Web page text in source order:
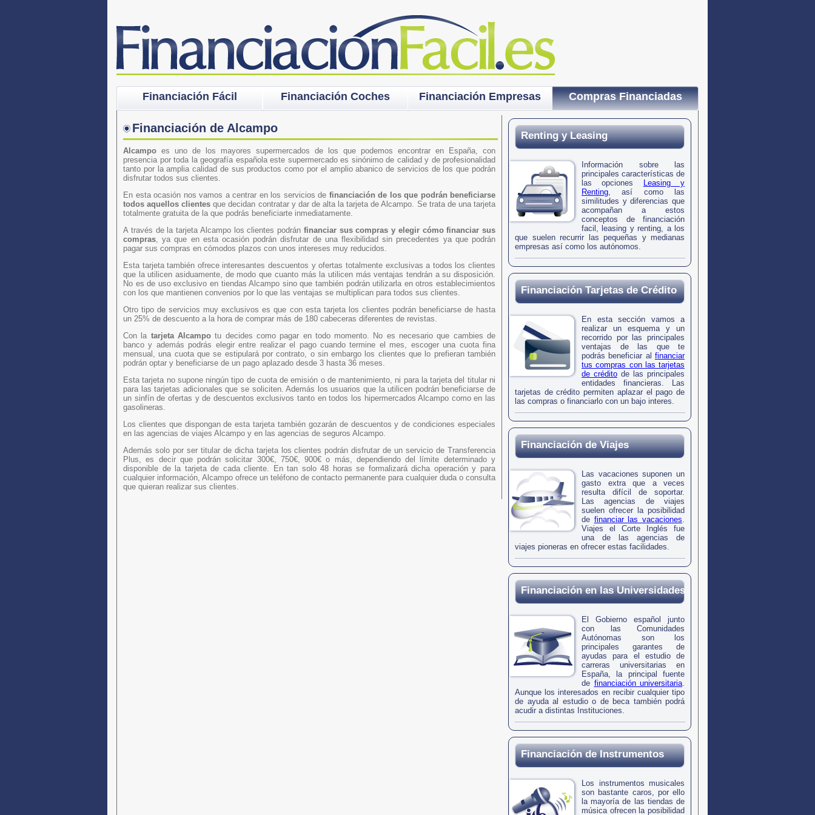
Financiación Fácil Financiación Coches Financiación Empresas Compras Financiadas
Financiación de Alcampo
Alcampo es uno de los mayores supermercados de los que podemos encontrar en España, con
presencia por toda la geografía española este supermercado es sinónimo de calidad y de profesionalidad
tanto por la amplia calidad de sus productos como por el amplio abanico de servicios de los que podrán
disfrutar todos sus clientes.
En esta ocasión nos vamos a centrar en los servicios de financiación de los que podrán beneficiarse
todos aquellos clientes que decidan contratar y dar de alta la tarjeta de Alcampo. Se trata de una tarjeta
totalmente gratuita de la que podrás beneficiarte inmediatamente.
A través de la tarjeta Alcampo los clientes podrán financiar sus compras y elegir cómo financiar sus
compras, ya que en esta ocasión podrán disfrutar de una flexibilidad sin precedentes ya que podrán
pagar sus compras en cómodos plazos con unos intereses muy reducidos.
Esta tarjeta también ofrece interesantes descuentos y ofertas totalmente exclusivas a todos los clientes
que la utilicen asiduamente, de modo que cuanto más la utilicen más ventajas tendrán a su disposición.
No es de uso exclusivo en tiendas Alcampo sino que también podrán utilizarla en otros establecimientos
con los que mantienen convenios por lo que las ventajas se multiplican para todos sus clientes.
Otro tipo de servicios muy exclusivos es que con esta tarjeta los clientes podrán beneficiarse de hasta
un 25% de descuento a la hora de comprar más de 180 cabeceras diferentes de revistas.
Con la tarjeta Alcampotu decides como pagar en todo momento. No es necesario que cambies de
banco y además podrás elegir entre realizar el pago cuando termine el mes, escoger una cuota fina
mensual, una cuota que se estipulará por contrato, o sin embargo los clientes que lo prefieran también
podrán optar y beneficiarse de un pago aplazado desde 3 hasta 36 meses.
Esta tarjeta no supone ningún tipo de cuota de emisión o de mantenimiento, ni para la tarjeta del titular ni
para las tarjetas adicionales que se soliciten. Además los usuarios que la utilicen podrán beneficiarse de
un sinfín de ofertas y de descuentos exclusivos tanto en todos los hipermercados Alcampo como en las
gasolineras.
Los clientes que dispongan de esta tarjeta también gozarán de descuentos y de condiciones especiales
en las agencias de viajes Alcampo y en las agencias de seguros Alcampo.
Además solo por ser titular de dicha tarjeta los clientes podrán disfrutar de un servicio de Transferencia
Plus, es decir que podrán solicitar 300€, 750€, 900€ o más, dependiendo del límite determinado y
disponible de la tarjeta de cada cliente. En tan solo 48 horas se formalizará dicha operación y para
cualquier información, Alcampo ofrece un teléfono de contacto permanente para cualquier duda o consulta
que quieran realizar sus clientes.
Renting y Leasing
Información sobre las
principales características de
las opciones
Leasing y
Renting, así como las
similitudes y diferencias que
acompañan a estos
conceptos de financiación
facil, leasing y renting, a los
que suelen recurrir las pequeñas y medianas
empresas así como los autónomos.
Financiación Tarjetas de Crédito
En esta sección vamos a
realizar un esquema y un
recorrido por las principales
ventajas de las que te
podrás beneficiar al financiar
tus compras con las tarjetas
de crédito de las principales
entidades financieras. Las
tarjetas de crédito permiten aplazar el pago de
las compras o financiarlo con un bajo interes.
Financiación de Viajes
Las vacaciones suponen un
gasto extra que a veces
resulta difícil de soportar.
Las agencias de viajes
suelen ofrecer la posibilidad
de financiar las vacaciones.
Viajes el Corte Inglés fue
una de las agencias de
viajes pioneras en ofrecer estas facilidades.
Financiación en las Universidades
El Gobierno español junto
con las Comunidades
Autónomas son los
principales garantes de
ayudas para el estudio de
carreras universitarias en
España, la principal fuente
de financiación universitaria.
Aunque los interesados en recibir cualquier tipo
de ayuda al estudio o de beca también podrá
acudir a distintas Instituciones.
Financiación de Instrumentos
Los instrumentos musicales
son bastante caros, por ello
la mayoría de las tiendas de
música ofrecen la posibilidad